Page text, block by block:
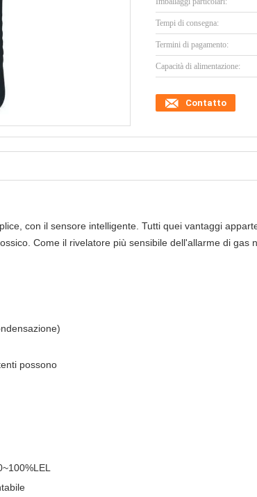
Tempi di consegna:
Termini di pagamento:
Capacità di alimentazione:
Contatto
con il sensore intelligente. Tutti quei vantaggi
Come il rivelatore più sensibile dell'allarme di gas
possono